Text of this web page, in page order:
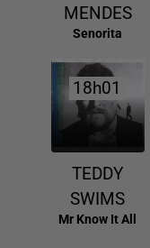
MENDES
Senorita
18h01
18h01
TEDDY
SWIMS
Mr Know It All